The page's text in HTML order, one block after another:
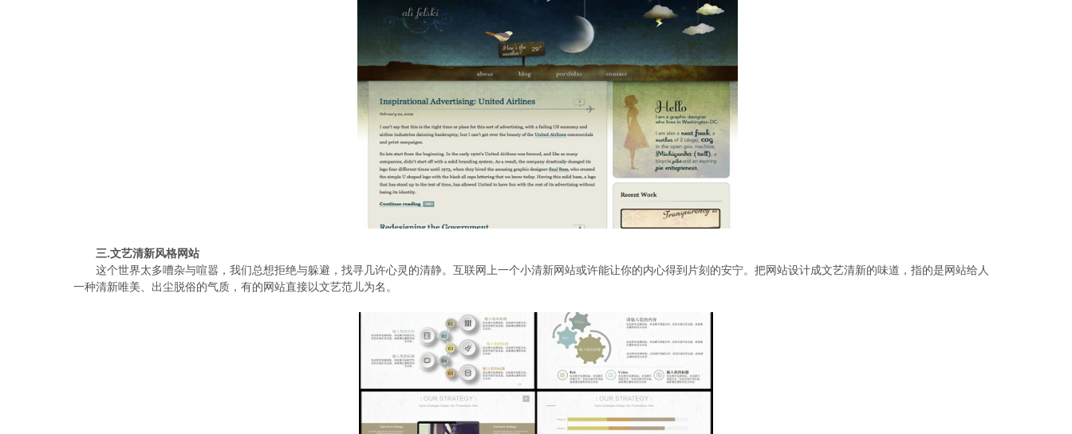
三.文艺清新风格网站
这个世界太多嘈杂与喧嚣，我们总想拒绝与躲避，找寻几许心灵的清静。互联网上一个小清新网站或许能让你的内心得到片刻的安宁。把网站设计成文艺清新的味道，指的是网站给人
一种清新唯美、出尘脱俗的气质，有的网站直接以文艺范儿为名。